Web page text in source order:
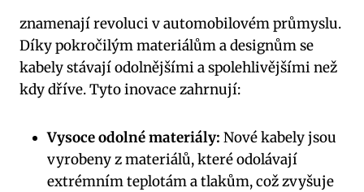
znamenají revoluci v automobilovém průmyslu.
Díky pokročilým materiálům a designům se
kabely stávají odolnějšími a spolehlivějšími než
kdy dříve. Tyto inovace zahrnují:
Vysoce odolné materiály: Nové kabely jsou
vyrobeny z materiálů, které odolávají
extrémním teplotám a tlakům, což zvyšuje